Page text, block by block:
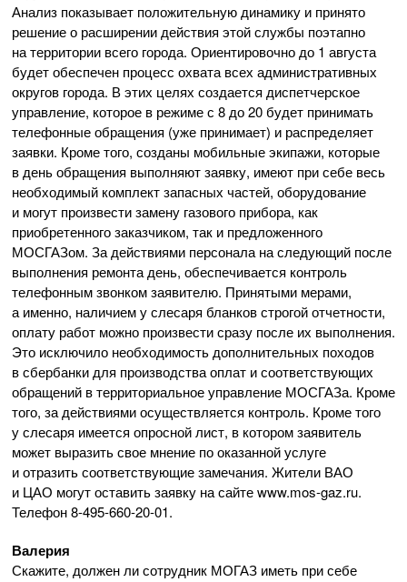
Анализ показывает положительную динамику и принято
решение о расширении действия этой службы поэтапно
на территории всего города. Ориентировочно до 1 августа
будет обеспечен процесс охвата всех административных
округов города. В этих целях создается диспетчерское
управление, которое в режиме с 8 до 20 будет принимать
телефонные обращения (уже принимает) и распределяет
заявки. Кроме того, созданы мобильные экипажи, которые
в день обращения выполняют заявку, имеют при себе весь
необходимый комплект запасных частей, оборудование
и могут произвести замену газового прибора, как
приобретенного заказчиком, так и предложенного
МОСГАЗом. За действиями персонала на следующий после
выполнения ремонта день, обеспечивается контроль
телефонным звонком заявителю. Принятыми мерами,
а именно, наличием у слесаря бланков строгой отчетности,
оплату работ можно произвести сразу после их выполнения.
Это исключило необходимость дополнительных походов
в сбербанки для производства оплат и соответствующих
обращений в территориальное управление МОСГАЗа. Кроме
того, за действиями осуществляется контроль. Кроме того
у слесаря имеется опросной лист, в котором заявитель
может выразить свое мнение по оказанной услуге
и отразить соответствующие замечания. Жители ВАО
и ЦАО могут оставить заявку на сайте www.mos-gaz.ru.
Телефон8-495-660-20-01.
Валерия
Скажите, должен ли сотрудник МОГАЗ иметь при себе